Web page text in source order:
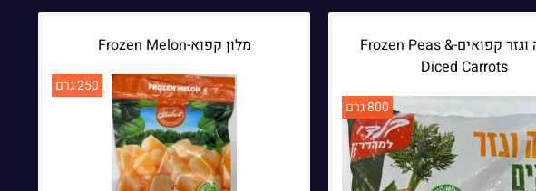
הערות נוספות:
אפונה וגזר קפואים-Frozen Peas &
Diced Carrots
800 גרם
מלון קפוא-Frozen Melon
250 גרם